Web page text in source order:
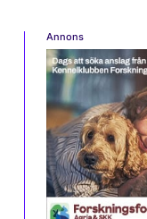
Annons